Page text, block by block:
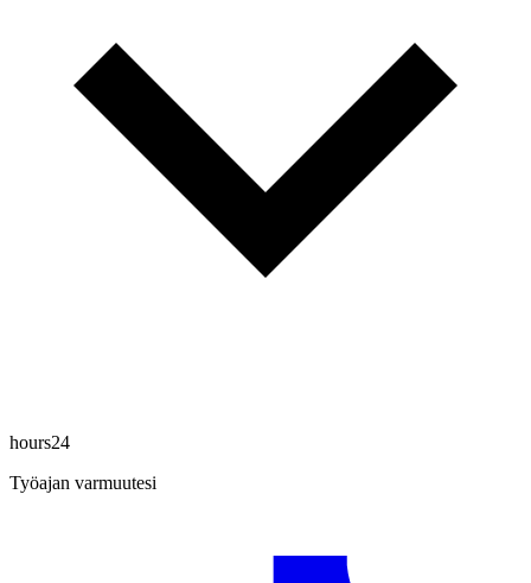
hours24
Työajan varmuutesi